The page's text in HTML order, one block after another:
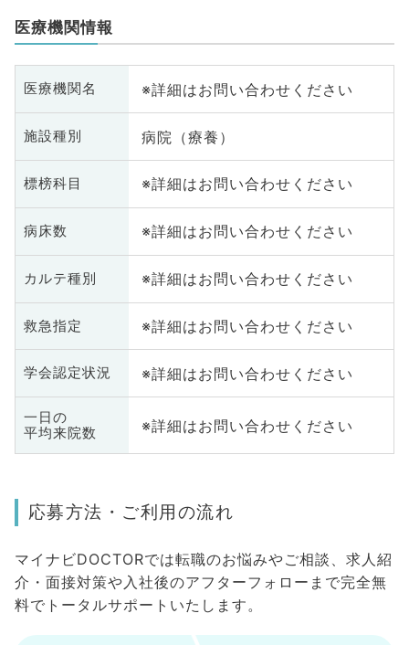
医療機関情報
医療機関名 ※詳細はお問い合わせください
施設種別 病院（療養）
標榜科目 ※詳細はお問い合わせください
病床数 ※詳細はお問い合わせください
カルテ種別 ※詳細はお問い合わせください
救急指定 ※詳細はお問い合わせください
学会認定状況 ※詳細はお問い合わせください
一日の
平均来院数
※詳細はお問い合わせください
応募方法・ご利用の流れ
マイナビDOCTORでは転職のお悩みやご相談、求人紹
介・面接対策や入社後のアフターフォローまで完全無
料でトータルサポートいたします。